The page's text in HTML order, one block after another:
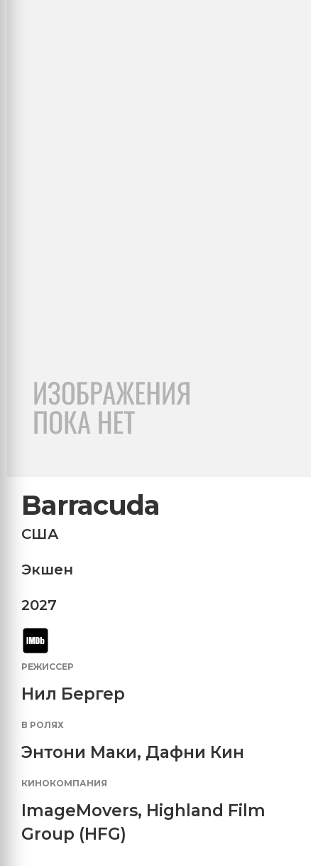
Barracuda
США
Экшен
2027
РЕЖИССЕР
Нил Бергер
В РОЛЯХ
Энтони Маки, Дафни Кин
КИНОКОМПАНИЯ
ImageMovers, Highland Film
Group (HFG)